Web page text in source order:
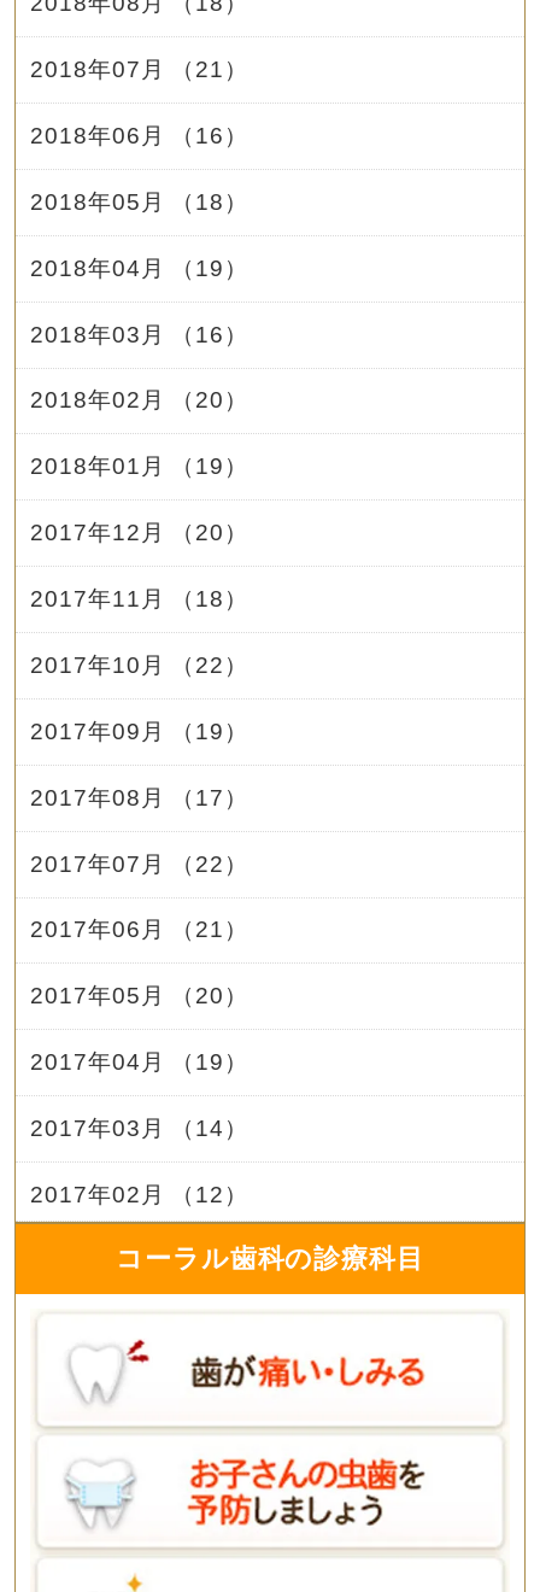
2018年07月 （21）
2018年06月 （16）
2018年05月 （18）
2018年04月 （19）
2018年03月 （16）
2018年02月 （20）
2018年01月 （19）
2017年12月 （20）
2017年11月 （18）
2017年10月 （22）
2017年09月 （19）
2017年08月 （17）
2017年07月 （22）
2017年06月 （21）
2017年05月 （20）
2017年04月 （19）
2017年03月 （14）
2017年02月 （12）
コーラル歯科の診療科目